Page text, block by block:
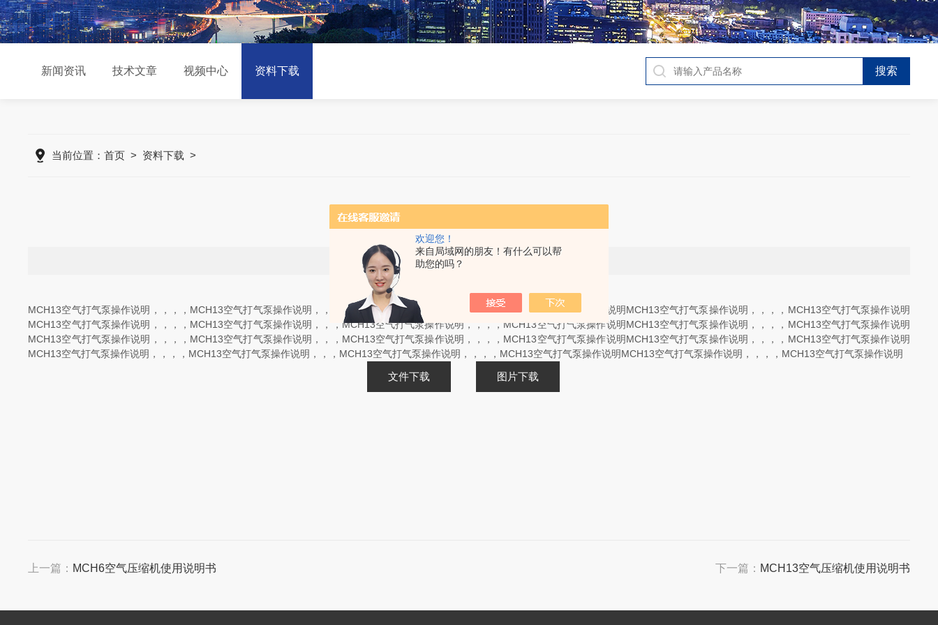
欢迎您！
来自局域网的朋友！有什么可以帮
助您的吗？
新闻资讯 技术文章 视频中心 资料下载
当前位置：首页 > 资料下载 >
MCH13空气打气泵操作说明
发表时间：2020/7/2 点击次数：1236
MCH13空气打气泵操作说明，，，，MCH13空气打气泵操作说明，，，MCH13空气打气泵操作说明，，，，MCH13空气打气泵操作说明MCH13空气打气泵操作说明，，，，MCH13空气打气泵操作说明
MCH13空气打气泵操作说明，，，，MCH13空气打气泵操作说明，，，MCH13空气打气泵操作说明，，，，MCH13空气打气泵操作说明MCH13空气打气泵操作说明，，，，MCH13空气打气泵操作说明
MCH13空气打气泵操作说明，，，，MCH13空气打气泵操作说明，，，MCH13空气打气泵操作说明，，，，MCH13空气打气泵操作说明MCH13空气打气泵操作说明，，，，MCH13空气打气泵操作说明
MCH13空气打气泵操作说明，，，，MCH13空气打气泵操作说明，，，MCH13空气打气泵操作说明，，，，MCH13空气打气泵操作说明MCH13空气打气泵操作说明，，，，MCH13空气打气泵操作说明
文件下载 图片下载
上一篇： MCH6空气压缩机使用说明书 下一篇： MCH13空气压缩机使用说明书